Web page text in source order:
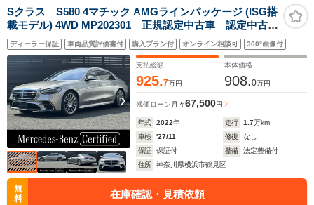
Sクラス S580 4マチック AMGラインパッケージ (ISG搭
載モデル) 4WD MP202301 正規認定中古車 認定中古車
保証2年付き AMGラインパッケージ パノラミックス
ライディングルーフ ブルメスターサラウンドサウンド
システム ACC 360°カメラ オートトランク レーダ
ーセーフティ LED USB
ディーラー保証 車両品質評価書付 購入プラン付 オンライン相談可 360°画像付
支払総額
925.7万円
本体価格
908.0万円
残価ローン 月々67,500円
年式 2022年 走行 1.7万km
車検
'27/11 修復
なし
保証
保証付 整備
法定整備付
住所
神奈川県横浜市鶴見区
無
料
在庫確認・見積依頼